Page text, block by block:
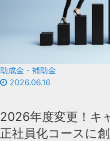
助成金・補助金
2026.06.16
2026年度変更！キ
正社員化コースに